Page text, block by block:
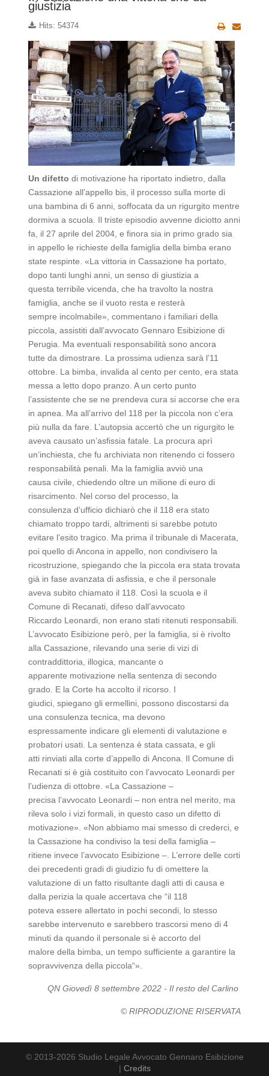
giustizia
Hits: 54374
Un difetto di motivazione ha riportato indietro, dalla
Cassazione all’appello bis, il processo sulla morte di
una bambina di 6 anni, soffocata da un rigurgito mentre
dormiva a scuola. Il triste episodio avvenne diciotto anni
fa, il 27 aprile del 2004, e finora sia in primo grado sia
in appello le richieste della famiglia della bimba erano
state respinte. «La vittoria in Cassazione ha portato,
dopo tanti lunghi anni, un senso di giustizia a
questa terribile vicenda, che ha travolto la nostra
famiglia, anche se il vuoto resta e resterà
sempre incolmabile», commentano i familiari della
piccola, assistiti dall’avvocato Gennaro Esibizione di
Perugia. Ma eventuali responsabilità sono ancora
tutte da dimostrare. La prossima udienza sarà l’11
ottobre. La bimba, invalida al cento per cento, era stata
messa a letto dopo pranzo. A un certo punto
l’assistente che se ne prendeva cura si accorse che era
in apnea. Ma all’arrivo del 118 per la piccola non c’era
più nulla da fare. L’autopsia accertò che un rigurgito le
aveva causato un’asfissia fatale. La procura aprì
un’inchiesta, che fu archiviata non ritenendo ci fossero
responsabilità penali. Ma la famiglia avviò una
causa civile, chiedendo oltre un milione di euro di
risarcimento. Nel corso del processo, la
consulenza d’ufficio dichiarò che il 118 era stato
chiamato troppo tardi, altrimenti si sarebbe potuto
evitare l’esito tragico. Ma prima il tribunale di Macerata,
poi quello di Ancona in appello, non condivisero la
ricostruzione, spiegando che la piccola era stata trovata
già in fase avanzata di asfissia, e che il personale
aveva subito chiamato il 118. Così la scuola e il
Comune di Recanati, difeso dall’avvocato
Riccardo Leonardi, non erano stati ritenuti responsabili.
L’avvocato Esibizione però, per la famiglia, si è rivolto
alla Cassazione, rilevando una serie di vizi di
contraddittoria, illogica, mancante o
apparente motivazione nella sentenza di secondo
grado. E la Corte ha accolto il ricorso. I
giudici, spiegano gli ermellini, possono discostarsi da
una consulenza tecnica, ma devono
espressamente indicare gli elementi di valutazione e
probatori usati. La sentenza è stata cassata, e gli
atti rinviati alla corte d’appello di Ancona. Il Comune di
Recanati si è già costituito con l’avvocato Leonardi per
l’udienza di ottobre. «La Cassazione –
precisa l’avvocato Leonardi – non entra nel merito, ma
rileva solo i vizi formali, in questo caso un difetto di
motivazione». «Non abbiamo mai smesso di crederci, e
la Cassazione ha condiviso la tesi della famiglia –
ritiene invece l’avvocato Esibizione –. L’errore delle corti
dei precedenti gradi di giudizio fu di omettere la
valutazione di un fatto risultante dagli atti di causa e
dalla perizia la quale accertava che “il 118
poteva essere allertato in pochi secondi, lo stesso
sarebbe intervenuto e sarebbero trascorsi meno di 4
minuti da quando il personale si è accorto del
malore della bimba, un tempo sufficiente a garantire la
sopravvivenza della piccola“».
QN Giovedì 8 settembre 2022 - Il resto del Carlino
© RIPRODUZIONE RISERVATA
© 2013-2026 Studio Legale Avvocato Gennaro Esibizione
| Credits